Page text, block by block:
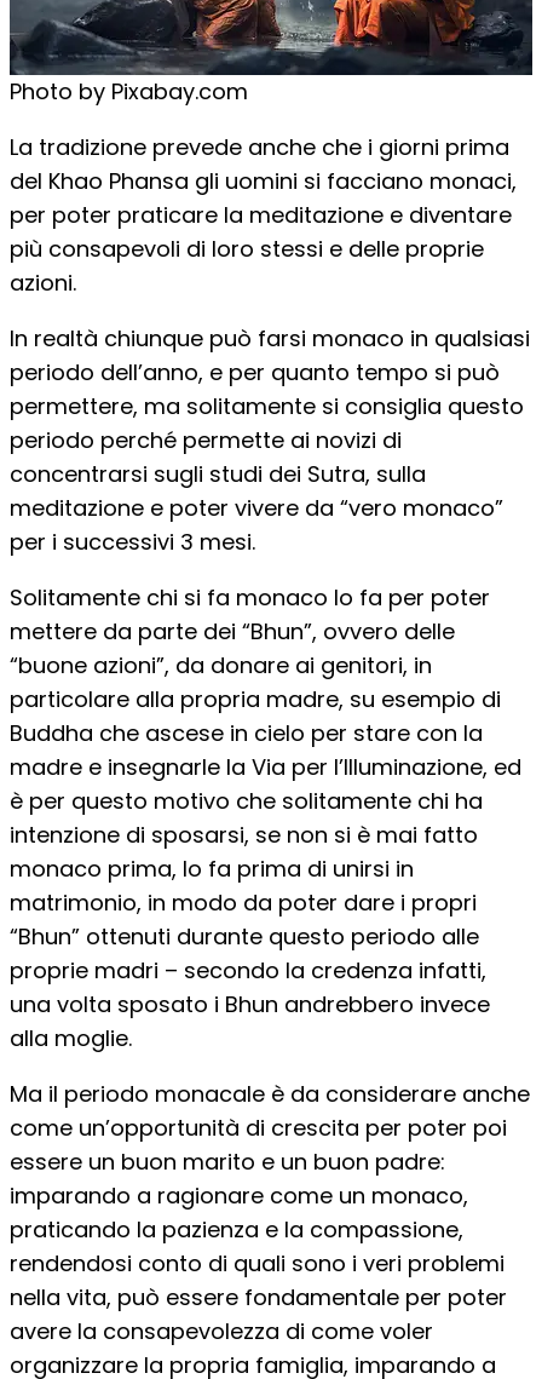
Photo by Pixabay.com
La tradizione prevede anche che i giorni prima
del Khao Phansa gli uomini si facciano monaci,
per poter praticare la meditazione e diventare
più consapevoli di loro stessi e delle proprie
azioni.
In realtà chiunque può farsi monaco in qualsiasi
periodo dell’anno, e per quanto tempo si può
permettere, ma solitamente si consiglia questo
periodo perché permette ai novizi di
concentrarsi sugli studi dei Sutra, sulla
meditazione e poter vivere da “vero monaco”
per i successivi 3 mesi.
Solitamente chi si fa monaco lo fa per poter
mettere da parte dei “Bhun”, ovvero delle
“buone azioni”, da donare ai genitori, in
particolare alla propria madre, su esempio di
Buddha che ascese in cielo per stare con la
madre e insegnarle la Via per l’Illuminazione, ed
è per questo motivo che solitamente chi ha
intenzione di sposarsi, se non si è mai fatto
monaco prima, lo fa prima di unirsi in
matrimonio, in modo da poter dare i propri
“Bhun” ottenuti durante questo periodo alle
proprie madri – secondo la credenza infatti,
una volta sposato i Bhun andrebbero invece
alla moglie.
Ma il periodo monacale è da considerare anche
come un’opportunità di crescita per poter poi
essere un buon marito e un buon padre:
imparando a ragionare come un monaco,
praticando la pazienza e la compassione,
rendendosi conto di quali sono i veri problemi
nella vita, può essere fondamentale per poter
avere la consapevolezza di come voler
organizzare la propria famiglia, imparando a